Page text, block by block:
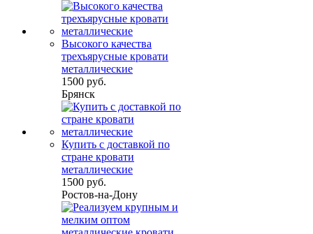
Высокого качества
трехъярусные кровати
металлические
1500 руб.
Брянск
Купить с доставкой по
стране кровати
металлические
1500 руб.
Ростов-на-Дону